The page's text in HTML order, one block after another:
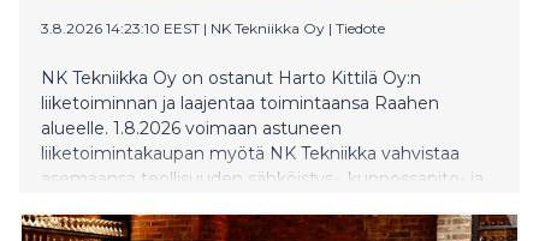
3.8.2026 14:23:10 EEST | NK Tekniikka Oy | Tiedote
NK Tekniikka Oy on ostanut Harto Kittilä Oy:n
liiketoiminnan ja laajentaa toimintaansa Raahen
alueelle. 1.8.2026 voimaan astuneen
liiketoimintakaupan myötä NK Tekniikka vahvistaa
asemaansa teollisuuden sähköistys-, kunnossapito- ja
yhtiön kasvustrategiaa ja vahvistaa sen kykyä palvella